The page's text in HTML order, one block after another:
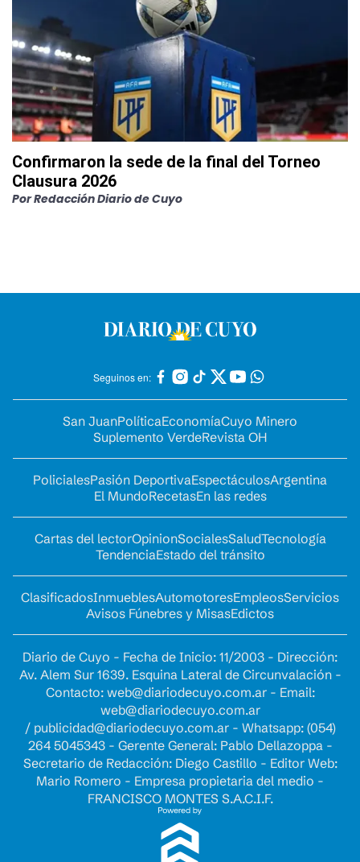
Confirmaron la sede de la final del Torneo
Clausura 2026
PorRedacción Diario de Cuyo
Seguinos en:
San JuanPolíticaEconomíaCuyo Minero
Suplemento VerdeRevista OH
PolicialesPasión DeportivaEspectáculosArgentina
El MundoRecetasEn las redes
Cartas del lectorOpinionSocialesSaludTecnología
TendenciaEstado del tránsito
ClasificadosInmueblesAutomotoresEmpleosServicios
Avisos Fúnebres y MisasEdictos
Diario de Cuyo - Fecha de Inicio: 11/2003 - Dirección:
Av. Alem Sur 1639. Esquina Lateral de Circunvalación -
Contacto: web@diariodecuyo.com.ar- Email:
web@diariodecuyo.com.ar
/ publicidad@diariodecuyo.com.ar- Whatsapp: (054)
264 5045343 - Gerente General: Pablo Dellazoppa -
Secretario de Redacción: Diego Castillo - Editor Web:
Mario Romero - Empresa propietaria del medio -
FRANCISCO MONTES S.A.C.I.F.